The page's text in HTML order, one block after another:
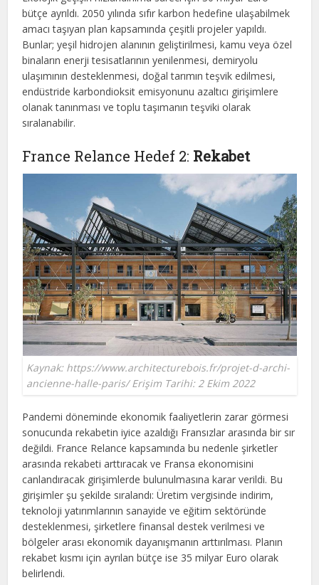
bütçe ayrıldı. 2050 yılında sıfır karbon hedefine ulaşabilmek
amacı taşıyan plan kapsamında çeşitli projeler yapıldı.
Bunlar; yeşil hidrojen alanının geliştirilmesi, kamu veya özel
binaların enerji tesisatlarının yenilenmesi, demiryolu
ulaşımının desteklenmesi, doğal tarımın teşvik edilmesi,
endüstride karbondioksit emisyonunu azaltıcı girişimlere
olanak tanınması ve toplu taşımanın teşviki olarak
sıralanabilir.
France Relance Hedef 2: Rekabet
Kaynak: https://www.architecturebois.fr/projet-d-archi-
ancienne-halle-paris/ Erişim Tarihi: 2 Ekim 2022
Pandemi döneminde ekonomik faaliyetlerin zarar görmesi
sonucunda rekabetin iyice azaldığı Fransızlar arasında bir sır
değildi. France Relance kapsamında bu nedenle şirketler
arasında rekabeti arttıracak ve Fransa ekonomisini
canlandıracak girişimlerde bulunulmasına karar verildi. Bu
girişimler şu şekilde sıralandı: Üretim vergisinde indirim,
teknoloji yatırımlarının sanayide ve eğitim sektöründe
desteklenmesi, şirketlere finansal destek verilmesi ve
bölgeler arası ekonomik dayanışmanın arttırılması. Planın
rekabet kısmı için ayrılan bütçe ise 35 milyar Euro olarak
belirlendi.